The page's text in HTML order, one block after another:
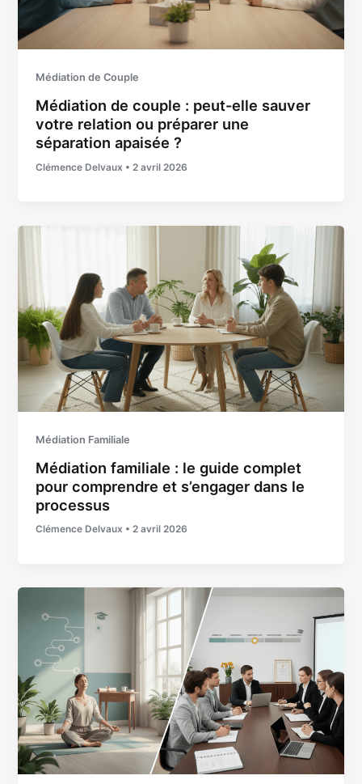
Médiation de Couple
Médiation de couple : peut-elle sauver
votre relation ou préparer une
séparation apaisée ?
Clémence Delvaux •2 avril 2026
Médiation Familiale
Médiation familiale : le guide complet
pour comprendre et s’engager dans le
processus
Clémence Delvaux •2 avril 2026